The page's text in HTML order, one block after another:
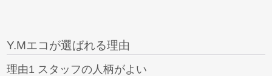
Y.Mエコが選ばれる理由
理由1 スタッフの人柄がよい